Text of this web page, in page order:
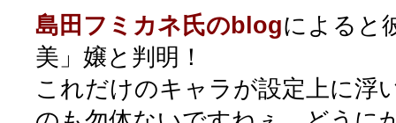
島田フミカネ氏のblogによると
美」嬢と判明！
これだけのキャラが設定上に浮